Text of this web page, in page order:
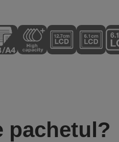
pachetul?